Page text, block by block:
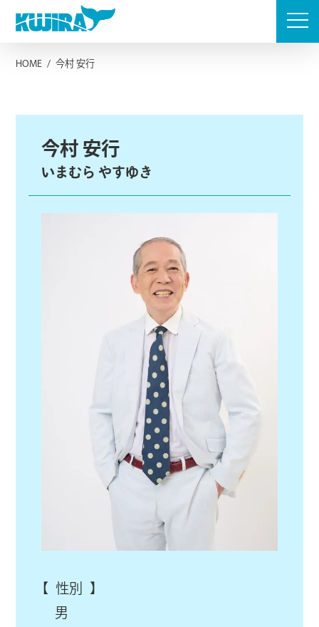
Skip
content
HOME / 今村 安行
今村 安行
いまむら やすゆき
【 性別 】
男